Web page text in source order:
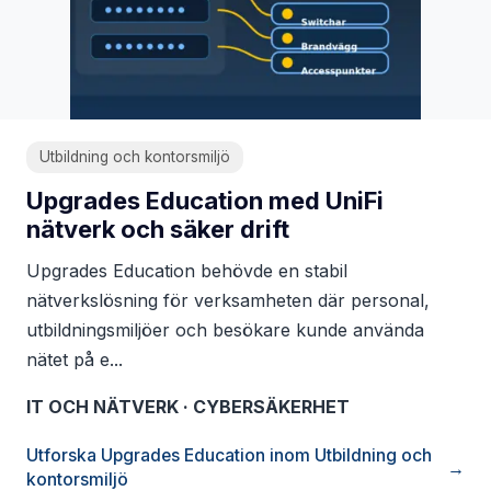
Utbildning och kontorsmiljö
Upgrades Education med UniFi
nätverk och säker drift
Upgrades Education behövde en stabil
nätverkslösning för verksamheten där personal,
utbildningsmiljöer och besökare kunde använda
nätet på e...
IT OCH NÄTVERK · CYBERSÄKERHET
Utforska Upgrades Education inom Utbildning och
kontorsmiljö